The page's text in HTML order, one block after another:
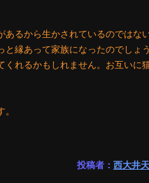
るから生かされているのではな
縁あって家族になったのでしょう
れるかもしれません。お互いに
投稿者： 西大井